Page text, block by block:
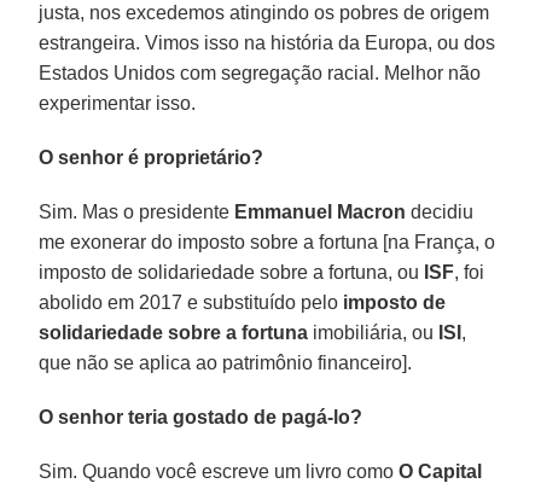
justa, nos excedemos atingindo os pobres de origem
estrangeira. Vimos isso na história da Europa, ou dos
Estados Unidos com segregação racial. Melhor não
experimentar isso.
O senhor é proprietário?
Sim. Mas o presidente Emmanuel Macron decidiu
me exonerar do imposto sobre a fortuna [na França, o
imposto de solidariedade sobre a fortuna, ou ISF, foi
abolido em 2017 e substituído pelo imposto de
solidariedade sobre a fortuna imobiliária, ou ISI ,
que não se aplica ao patrimônio financeiro].
O senhor teria gostado de pagá-lo?
Sim. Quando você escreve um livro comoO Capital